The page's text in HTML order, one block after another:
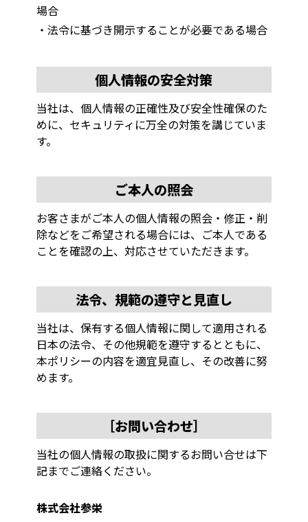
場合
・法令に基づき開示することが必要である場合
個人情報の安全対策
当社は、個人情報の正確性及び安全性確保のた
めに、セキュリティに万全の対策を講じていま
す。
ご本人の照会
お客さまがご本人の個人情報の照会・修正・削
除などをご希望される場合には、ご本人である
ことを確認の上、対応させていただきます。
法令、規範の遵守と見直し
当社は、保有する個人情報に関して適用される
日本の法令、その他規範を遵守するとともに、
本ポリシーの内容を適宜見直し、その改善に努
めます。
［お問い合わせ］
当社の個人情報の取扱に関するお問い合せは下
記までご連絡ください。
株式会社参栄